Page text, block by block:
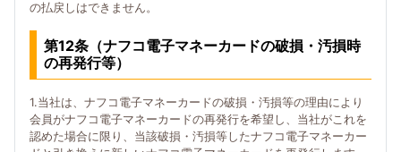
の払戻しはできません。
第12条（ナフコ電子マネーカードの破損・汚損時
の再発行等）
1.当社は、ナフコ電子マネーカードの破損・汚損等の理由により
会員がナフコ電子マネーカードの再発行を希望し、当社がこれを
認めた場合に限り、当該破損・汚損等したナフコ電子マネーカー